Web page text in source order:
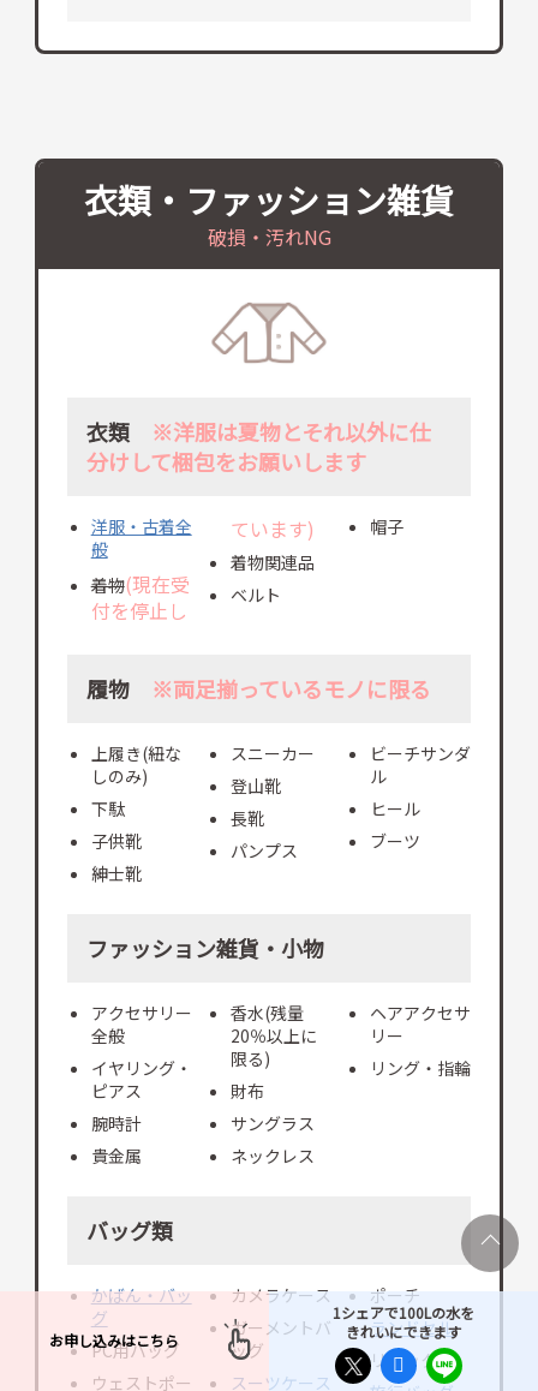
衣類・ファッション雑貨
破損・汚れNG
衣類 ※洋服は夏物とそれ以外に仕
分けして梱包をお願いします
洋服・古着全
般
着物(現在受
付を停止し
ています)
着物関連品
ベルト
帽子
履物 ※両足揃っているモノに限る
上履き(紐な
しのみ)
下駄
子供靴
紳士靴
スニーカー
登山靴
長靴
パンプス
ビーチサンダ
ル
ヒール
ブーツ
ファッション雑貨・小物
アクセサリー
全般
イヤリング・
ピアス
腕時計
貴金属
香水(残量
20％以上に
限る)
財布
サングラス
ネックレス
ヘアアクセサ
リー
リング・指輪
バッグ類
かばん・バッ
グ
PC用バッグ
ウェストポー
カメラケース
ガーメントバ
ッグ
スーツケース
ポーチ
ランドセル
リュック
お申し込みはこちら
1シェアで100Lの水を
きれいにできます